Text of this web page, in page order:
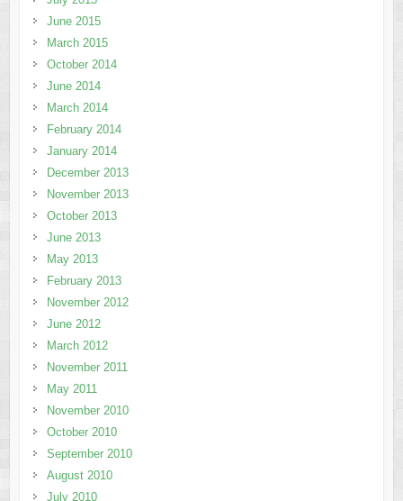
June 2015
March 2015
October 2014
June 2014
March 2014
February 2014
January 2014
December 2013
November 2013
October 2013
June 2013
May 2013
February 2013
November 2012
June 2012
March 2012
November 2011
May 2011
November 2010
October 2010
September 2010
August 2010
July 2010